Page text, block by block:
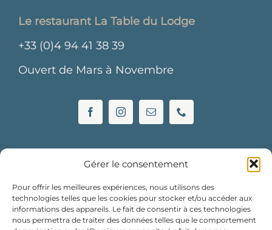
Gérer le consentement
Pour offrir les meilleures expériences, nous utilisons des
technologies telles que les cookies pour stocker et/ou accéder aux
informations des appareils. Le fait de consentir à ces technologies
nous permettra de traiter des données telles que le comportement
Le restaurant La Table du Lodge
+33 (0)4 94 41 38 39
Ouvert de Mars à Novembre
L’hôtel Le Lodge des Îles d’Or